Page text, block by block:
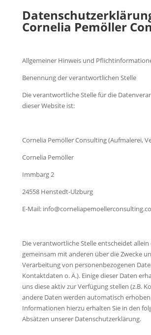
Cornelia Pemöller
Allgemeiner Hinweis und
Benennung der verantwortlichen Stelle
Die verantwortliche Stelle für die
dieser Website ist:
Cornelia Pemöller Consulting (Aufmalerei,
Cornelia Pemöller
Immbarg 2
24558 Henstedt-Ulzburg
E-Mail:
Die verantwortliche Stelle entscheidet allein
gemeinsam mit anderen über die Zwecke
Verarbeitung von personenbezogenen
Kontaktdaten o. Ä.). Einige dieser Daten
uns diese aktiv zur Verfügung stellen (z.B.
andere Daten werden automatisch
Informationen hierzu erhalten Sie in den
Absätzen unserer Datenschutzerklärung.